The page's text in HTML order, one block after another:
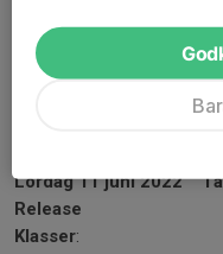
Lördag 11 juni 2022
Release
Klasser: